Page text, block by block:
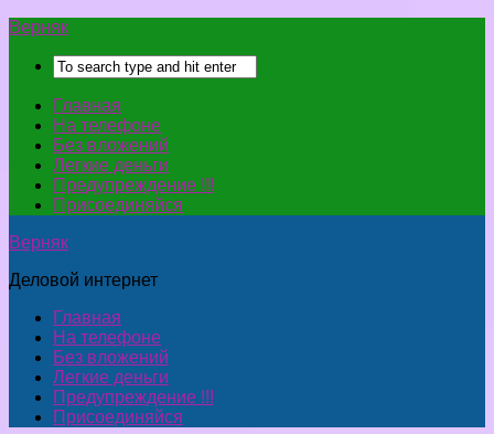
Верняк
Главная
На телефоне
Без вложений
Легкие деньги
Предупреждение !!!
Присоединяйся
Верняк
Деловой интернет
Главная
На телефоне
Без вложений
Легкие деньги
Предупреждение !!!
Присоединяйся